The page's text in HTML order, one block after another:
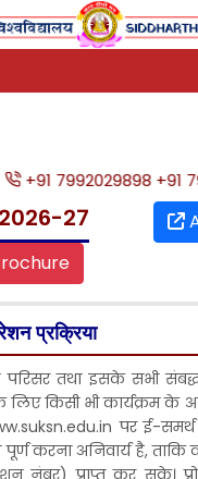
- +91 7992029898
27
प्रक्रिया
परिसर तथा इसके सभी
लिए किसी भी कार्यक्रम के
पर ई-
करना अनिवार्य है, ताकि